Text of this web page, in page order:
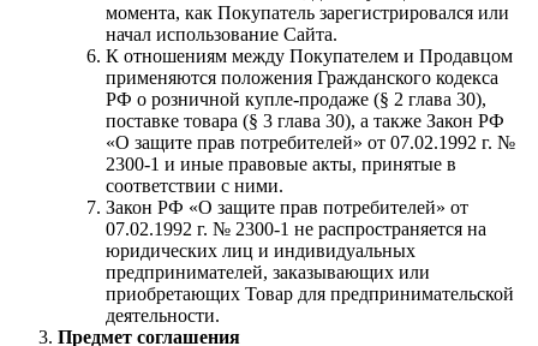
момента, как Покупатель зарегистрировался или
начал использование Сайта.
К отношениям между Покупателем и Продавцом
применяются положения Гражданского кодекса
РФ о розничной купле-продаже (§ 2 глава 30),
поставке товара (§ 3 глава 30), а также Закон РФ
«О защите прав потребителей» от 07.02.1992 г. №
2300-1 и иные правовые акты, принятые в
соответствии с ними.
Закон РФ «О защите прав потребителей» от
07.02.1992 г. № 2300-1 не распространяется на
юридических лиц и индивидуальных
предпринимателей, заказывающих или
приобретающих Товар для предпринимательской
деятельности.
Предмет соглашения